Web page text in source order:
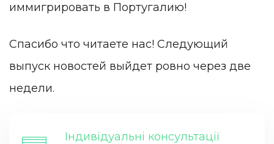
иммигрировать в Португалию!
Спасибо что читаете нас! Следующий
выпуск новостей выйдет ровно через две
недели.
Індивідуальні консультації